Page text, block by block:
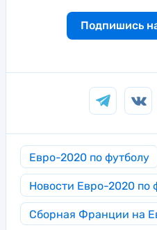
Подпишись
Евро-2020 по футболу
Новости Евро-2020 по
Сборная Франции на